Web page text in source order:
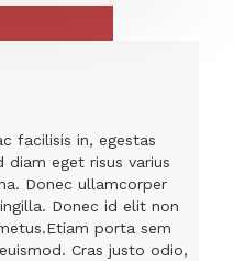
facilisis in, egestas
diam eget risus varius
Donec ullamcorper
Donec id elit non
porta sem
Cras justo odio,